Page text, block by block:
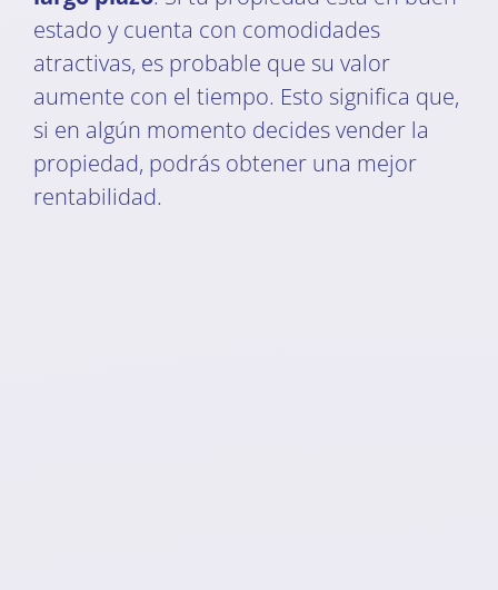
estado y cuenta con comodidades
atractivas, es probable que su valor
aumente con el tiempo. Esto significa que,
si en algún momento decides vender la
propiedad, podrás obtener una mejor
rentabilidad.